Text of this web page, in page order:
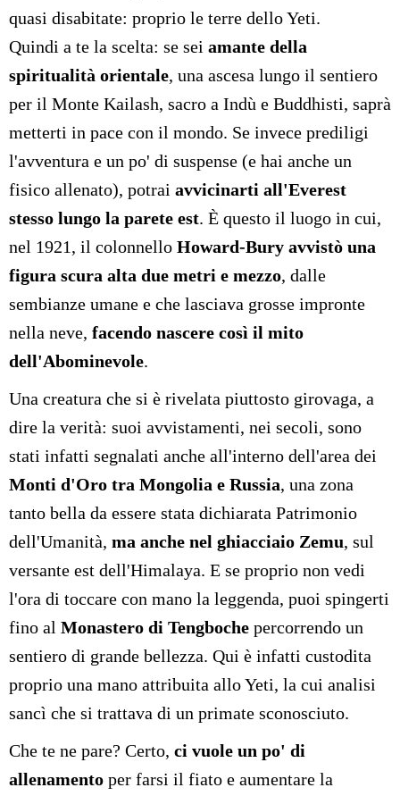
quasi disabitate: proprio le terre dello Yeti.
Quindi a te la scelta: se sei amante della
spiritualità orientale, una ascesa lungo il sentiero
per il Monte Kailash, sacro a Indù e Buddhisti, saprà
metterti in pace con il mondo. Se invece prediligi
l'avventura e un po' di suspense (e hai anche un
fisico allenato), potrai avvicinarti all'Everest
stesso lungo la parete est. È questo il luogo in cui,
nel 1921, il colonnello Howard-Bury avvistò una
figura scura alta due metri e mezzo, dalle
sembianze umane e che lasciava grosse impronte
nella neve, facendo nascere così il mito
dell'Abominevole.
Una creatura che si è rivelata piuttosto girovaga, a
dire la verità: suoi avvistamenti, nei secoli, sono
stati infatti segnalati anche all'interno dell'area dei
Monti d'Oro tra Mongolia e Russia, una zona
tanto bella da essere stata dichiarata Patrimonio
dell'Umanità, ma anche nel ghiacciaio Zemu, sul
versante est dell'Himalaya. E se proprio non vedi
l'ora di toccare con mano la leggenda, puoi spingerti
fino al Monastero di Tengboche percorrendo un
sentiero di grande bellezza. Qui è infatti custodita
proprio una mano attribuita allo Yeti, la cui analisi
sancì che si trattava di un primate sconosciuto.
Che te ne pare? Certo, ci vuole un po' di
allenamento per farsi il fiato e aumentare la